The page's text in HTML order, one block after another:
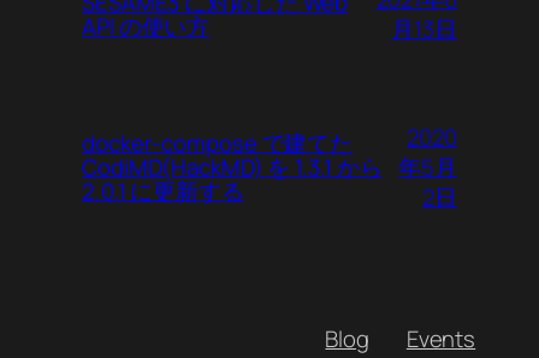
API の使い方
月13日
docker-compose で建てた
CodiMD(HackMD) を 1.3.1 から
2.0.1 に更新する
2020
年5月
2日
Blog
Events